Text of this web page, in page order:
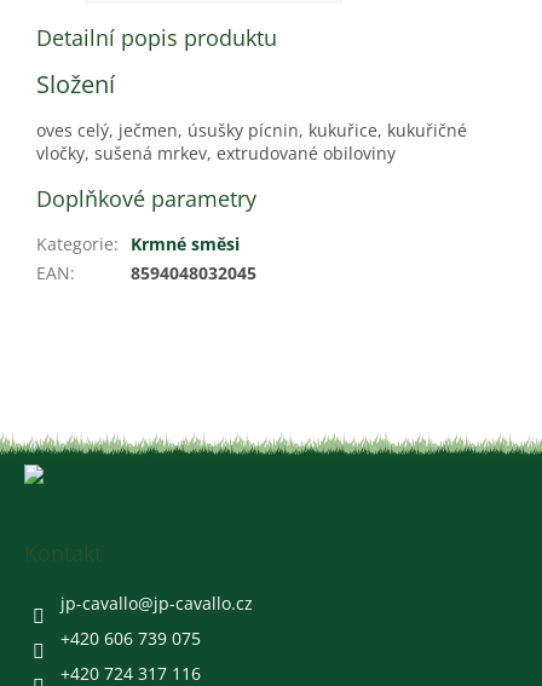
Detailní popis produktu
Složení
oves celý, ječmen, úsušky pícnin, kukuřice, kukuřičné
vločky, sušená mrkev, extrudované obiloviny
Doplňkové parametry
Kategorie:
Krmné směsi
EAN: 8594048032045
jp-cavallo@jp-cavallo.cz
+420 606 739 075
+420 724 317 116